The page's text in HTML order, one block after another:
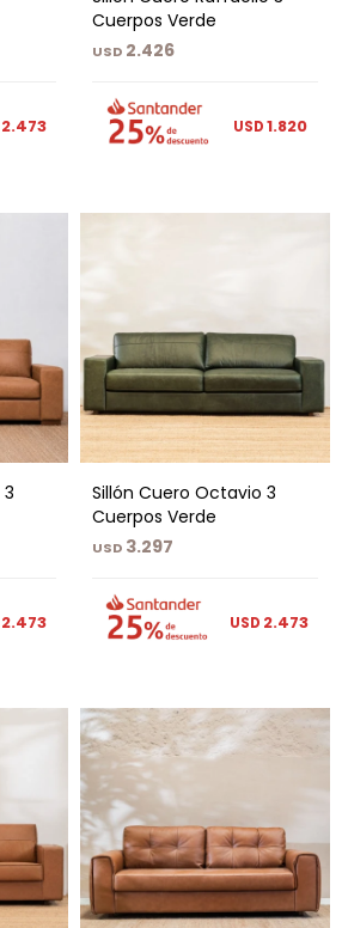
2.473
Cuerpos Verde
USD 2.426
USD1.820
2.473
Sillón Cuero Octavio 3
Cuerpos Verde
USD 3.297
USD 2.473